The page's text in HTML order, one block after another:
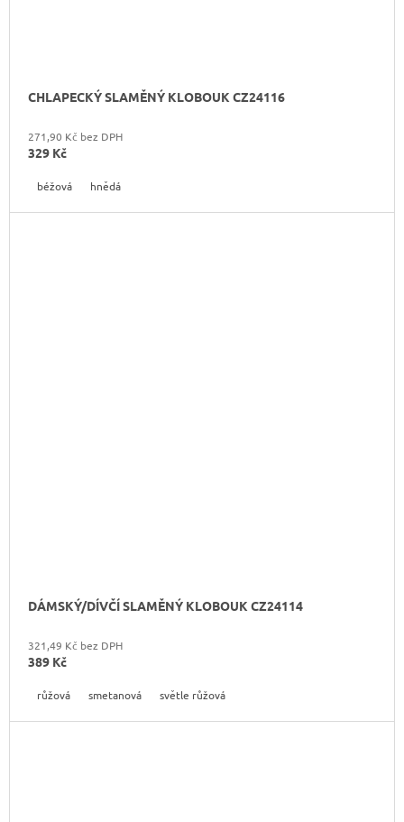
CHLAPECKÝ SLAMĚNÝ KLOBOUK CZ24116
271,90 Kč bez DPH
329 Kč
béžová hnědá
DÁMSKÝ/DÍVČÍ SLAMĚNÝ KLOBOUK CZ24114
321,49 Kč bez DPH
389 Kč
růžová smetanová světle růžová